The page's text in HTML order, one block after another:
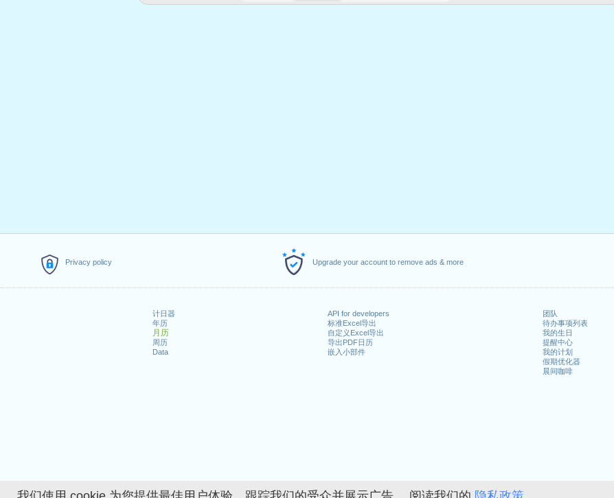
Privacy policy Upgrade your account to remove ads & more
计日器
年历
月历
周历
Data
API for developers
标准Excel导出
自定义Excel导出
导出PDF日历
嵌入小部件
团队
待办事项列表
我的生日
提醒中心
我的计划
假期优化器
晨间咖啡